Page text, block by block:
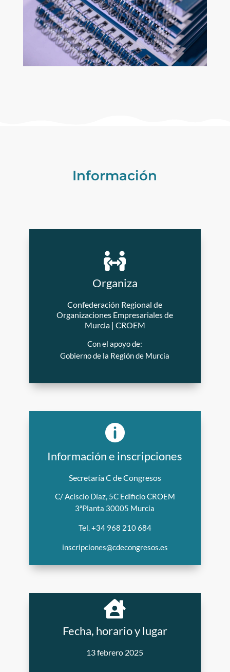
Información

Organiza
Confederación Regional de
Organizaciones Empresariales de
Murcia | CROEM
Con el apoyo de:
Gobierno de la Región de Murcia

Organiza
Confederación Regional de
Organizaciones Empresariales de
Murcia | CROEM
Con el apoyo de:
Gobierno de la Región de Murcia

Información e inscripciones
Secretaría C de Congresos
C/ Acisclo Díaz, 5C Edificio CROEM
3ªPlanta 30005 Murcia
Tel. +34 968 210 684
inscripciones@cdecongresos.es

Información e inscripciones
Secretaría C de Congresos
C/ Acisclo Díaz, 5C Edificio CROEM
3ªPlanta 30005 Murcia
Tel. +34 968 210 684
inscripciones@cdecongresos.es

Fecha, horario y lugar
13 febrero 2025

Fecha, horario y lugar
13 febrero 2025